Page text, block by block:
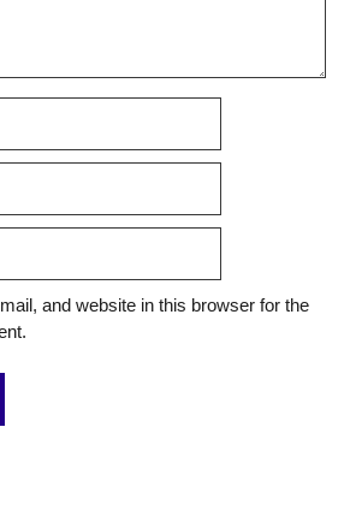
and website in this browser for the